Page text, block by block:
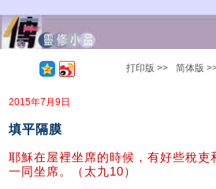
打印版 >>
简体版
2015年7月9日
填平隔膜
耶穌在屋裡坐席的時候，有好些稅吏
一同坐席。（太九10）